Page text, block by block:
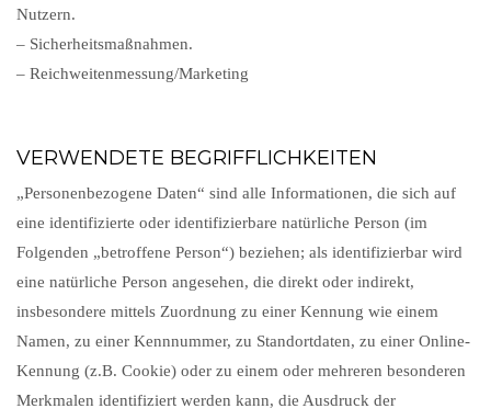
Nutzern.
– Sicherheitsmaßnahmen.
– Reichweitenmessung/Marketing
VERWENDETE BEGRIFFLICHKEITEN
„Personenbezogene Daten“ sind alle Informationen, die sich auf
eine identifizierte oder identifizierbare natürliche Person (im
Folgenden „betroffene Person“) beziehen; als identifizierbar wird
eine natürliche Person angesehen, die direkt oder indirekt,
insbesondere mittels Zuordnung zu einer Kennung wie einem
Namen, zu einer Kennnummer, zu Standortdaten, zu einer Online-
Kennung (z.B. Cookie) oder zu einem oder mehreren besonderen
Merkmalen identifiziert werden kann, die Ausdruck der